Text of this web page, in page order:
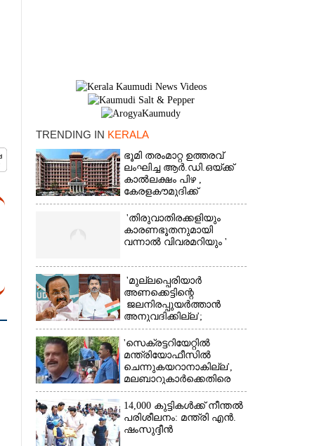
TRENDING IN KERALA
ഭൂമി തരംമാറ്റ ഉത്തരവ്
ലംഘിച്ച ആർ.ഡി.ഒയ്ക്ക്
കാൽലക്ഷം പിഴ ,​
കേരളകൗമുദിക്ക്
ഹൈക്കോടതിയുടെ
പ്രശംസ
'തിരുവാതിരക്കളിയും
കാരണഭൂതനുമായി
വന്നാൽ വിവരമറിയും '
'മുല്ലപ്പെരിയാർ
അണക്കെട്ടിന്റെ
ജലനിരപ്പുയർത്താൻ
അനുവദിക്കില്ല';
തമിഴ്‌നാട്
സർക്കാരിനെതിരെ കേരളം
'സെക്രട്ടറിയേറ്റിൽ
മന്ത്രിയോഫീസിൽ
ചെന്നുകയറാനാകില്ല',
മലബാറുകാർക്കെതിരെ
അധിക്ഷേപ
പരാമർശവുമായി സിപിഎം
നേതാവ്‌
14,000 കുട്ടികൾക്ക് നീന്തൽ
പരിശീലനം: മന്ത്രി എൻ.
ഷംസുദ്ദീൻ